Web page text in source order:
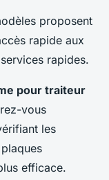
proposent
rapide aux
rapides.
pour traiteur
vous
les
efficace.